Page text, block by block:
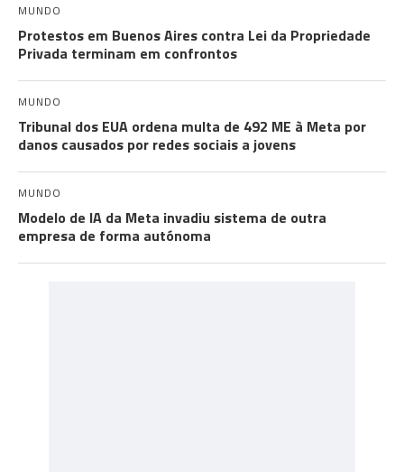
MUNDO
Protestos em Buenos Aires contra Lei da Propriedade
Privada terminam em confrontos
MUNDO
Tribunal dos EUA ordena multa de 492 ME à Meta por
danos causados por redes sociais a jovens
MUNDO
Modelo de IA da Meta invadiu sistema de outra
empresa de forma autónoma